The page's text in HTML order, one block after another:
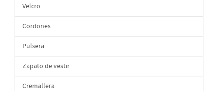
Velcro
Cordones
Pulsera
Zapato de vestir
Cremallera